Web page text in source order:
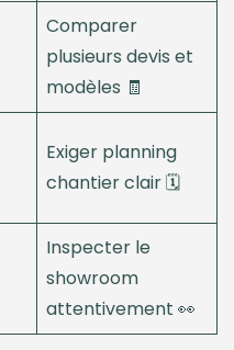
Comparer
plusieurs devis et
modèles 🧾
Exiger planning
chantier clair 🗓️
Inspecter le
showroom
attentivement 👀